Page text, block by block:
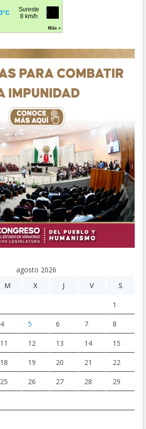
agosto 2026
M X J V S
1
4 5 6 7 8
11 12 13 14 15
18 19 20 21 22
25 26 27 28 29